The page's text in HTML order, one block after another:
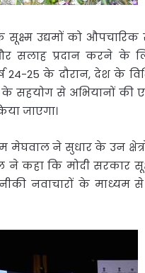
सूक्ष्म उद्यमों को
और सलाह प्रदान करने
24-25 के दौरान, देश के
के सहयोग से अभियानों
जाएगा।
मेघवाल ने सुधार के उन
ने कहा कि मोदी सरकार
नवाचारों के माध्यम से